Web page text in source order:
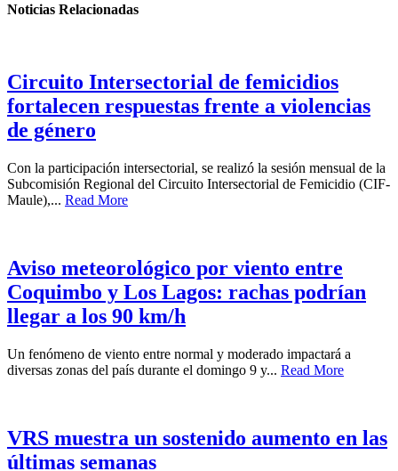
Noticias Relacionadas
Circuito Intersectorial de femicidios
fortalecen respuestas frente a violencias
de género
Con la participación intersectorial, se realizó la sesión mensual de la
Subcomisión Regional del Circuito Intersectorial de Femicidio (CIF-
Maule),... Read More
Aviso meteorológico por viento entre
Coquimbo y Los Lagos: rachas podrían
llegar a los 90 km/h
Un fenómeno de viento entre normal y moderado impactará a
diversas zonas del país durante el domingo 9 y... Read More
VRS muestra un sostenido aumento en las
últimas semanas